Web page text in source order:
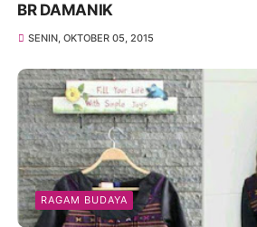
BR DAMANIK
SENIN, OKTOBER 05, 2015
RAGAM BUDAYA